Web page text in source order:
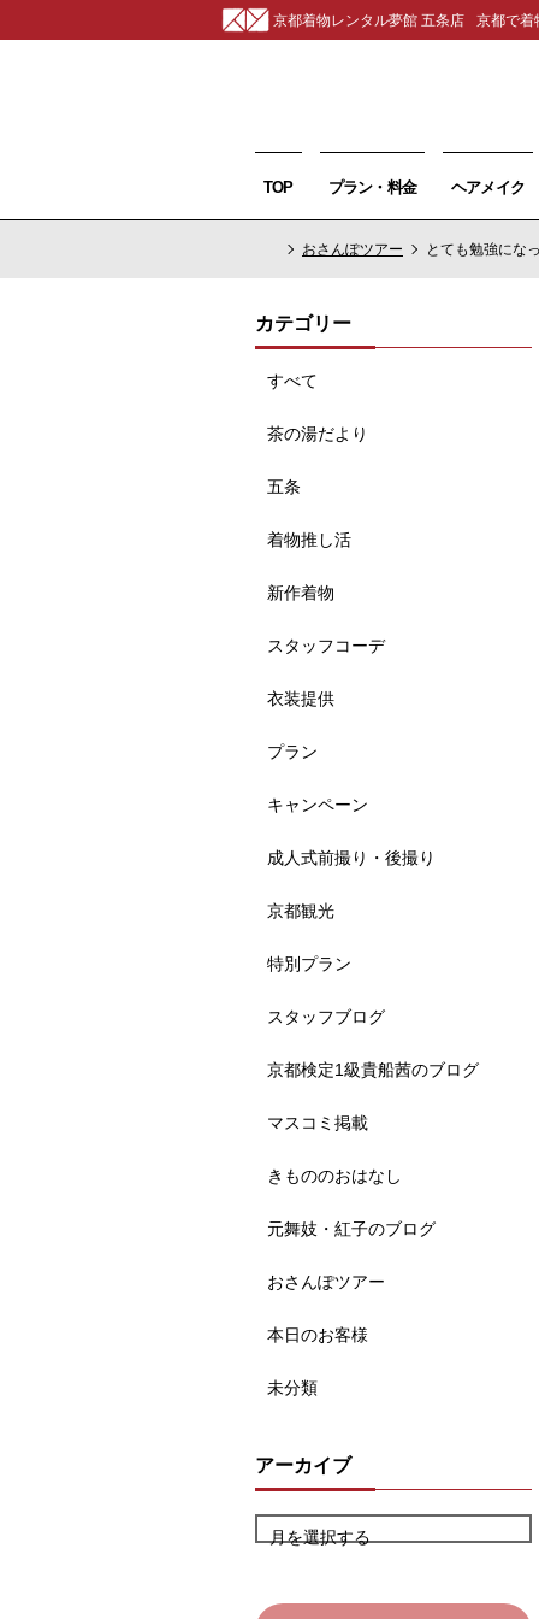
京都着物レンタル夢館 五条店 京都で着
TOP プラン・料金 ヘアメイク
おさんぽツアー とても勉強にな
カテゴリー
すべて
茶の湯だより
五条
着物推し活
新作着物
スタッフコーデ
衣装提供
プラン
キャンペーン
成人式前撮り・後撮り
京都観光
特別プラン
スタッフブログ
京都検定1級貴船茜のブログ
マスコミ掲載
きもののおはなし
元舞妓・紅子のブログ
おさんぽツアー
本日のお客様
未分類
アーカイブ
月を選択する